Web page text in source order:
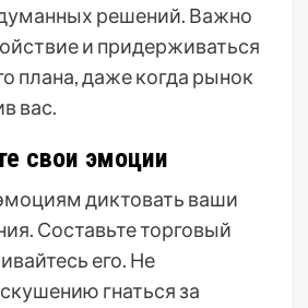
решений. Важно
и придерживаться
плана, даже когда рынок
вас.
свои эмоции
диктовать ваши
Составьте торговый
его. Не
гнаться за